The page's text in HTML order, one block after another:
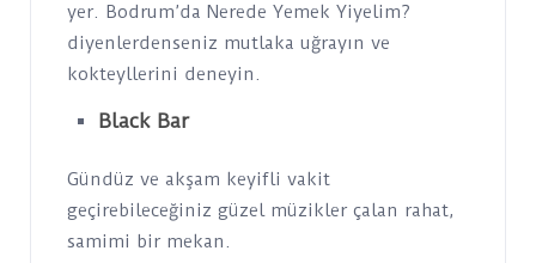
yer. Bodrum’da Nerede Yemek Yiyelim?
diyenlerdenseniz mutlaka uğrayın ve
kokteyllerini deneyin.
Black Bar
Gündüz ve akşam keyifli vakit
geçirebileceğiniz güzel müzikler çalan rahat,
samimi bir mekan.